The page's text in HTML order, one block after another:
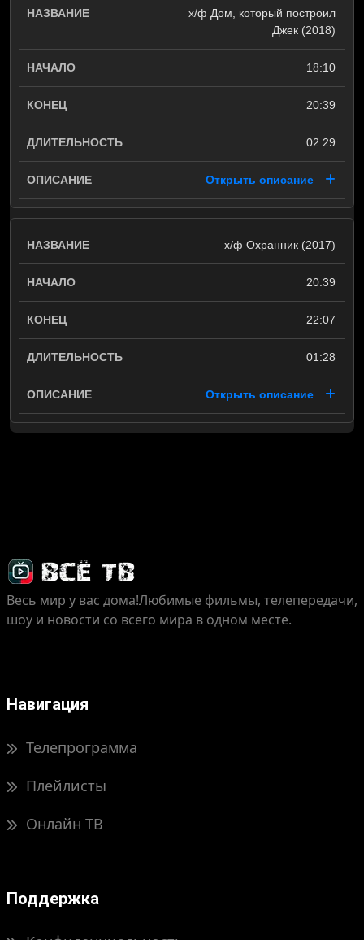
х/ф Дом, который построил
Джек (2018)
18:10
20:39
02:29
Открыть описание
х/ф Охранник (2017)
20:39
22:07
01:28
Открыть описание
Весь мир у вас дома!Любимые фильмы, телепередачи,
шоу и новости со всего мира в одном месте.
Навигация
Телепрограмма
Плейлисты
Онлайн ТВ
Поддержка